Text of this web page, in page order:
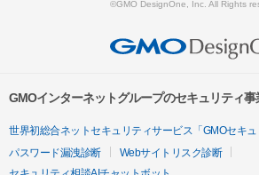
©GMO DesignOne, Inc. All Rights
GMOインターネットグループのセキュリティ事
世界初総合ネットセキュリティサービス「GMOセキュ
パスワード漏洩診断
Webサイトリスク診断